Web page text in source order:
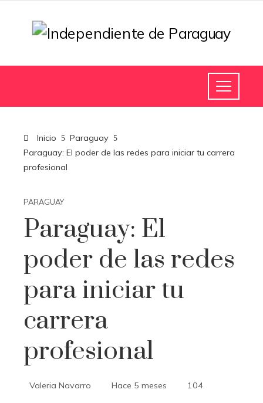
Inicio
Paraguay
Paraguay: El poder de las redes para iniciar tu carrera
profesional
PARAGUAY
Paraguay: El
poder de las redes
para iniciar tu
carrera
profesional
Valeria Navarro Hace 5 meses 104